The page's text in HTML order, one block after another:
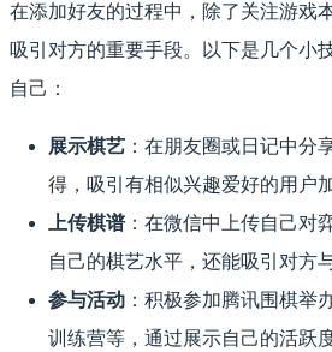
在添加好友的过程中，除了关注游戏
吸引对方的重要手段。以下是几个小
自己：
展示棋艺 ：在朋友圈或日记中分
得，吸引有相似兴趣爱好的用户加
上传棋谱：在微信中上传自己对
自己的棋艺水平，还能吸引对方
参与活动 ：积极参加腾讯围棋举
训练营等，通过展示自己的活跃